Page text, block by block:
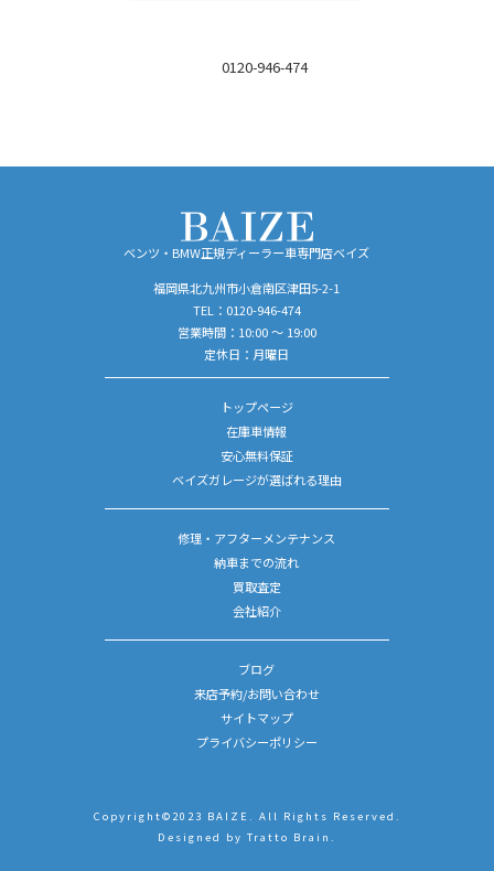
TEL：0120-946-474
ベンツ・BMW正規ディーラー車専門店ベイズ
福岡県北九州市小倉南区津田5-2-1
TEL： 0120-946-474
営業時間：10:00 ～ 19:00
定休日：月曜日
トップページ
在庫車情報
安心無料保証
ベイズガレージが選ばれる理由
修理・アフターメンテナンス
納車までの流れ
買取査定
会社紹介
ブログ
来店予約/お問い合わせ
サイトマップ
プライバシーポリシー
Copyright©2023 BAIZE. All Rights Reserved.
Designed by Tratto Brain